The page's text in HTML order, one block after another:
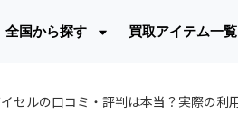
全国から探す 買取アイテム一覧
セルの口コミ・評判は本当？実際の